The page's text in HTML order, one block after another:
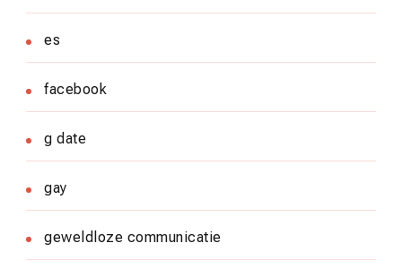
es
facebook
g date
gay
geweldloze communicatie